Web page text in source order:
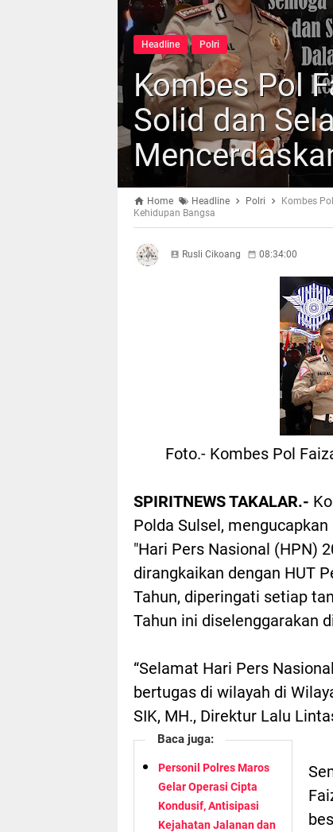
Headline Polri
Kombes Pol
Solid dan
Home Headline Polri
Kombes
Kehidupan Bangsa
Rusli Cikoang 08:34:00
Foto.- Kombes Pol
SPIRITNEWS TAKALAR.-
Polda Sulsel,
"Hari Pers Nasional (HPN)
dirangkaikan dengan HUT
Tahun, diperingati setiap
Tahun ini diselenggarakan
“Selamat Hari Pers
bertugas di wilayah di
SIK, MH., Direktur Lalu
Baca juga:
Personil Polres Maros
Gelar Operasi Cipta
Kondusif, Antisipasi
Kejahatan Jalanan dan